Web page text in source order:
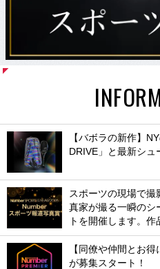
【バボラの新作】
DRIVE」と最新シ
スポーツの現場で
真家が撮る一瞬のシ
トを開催します。作
【同僚や仲間とお
が募集スタート！